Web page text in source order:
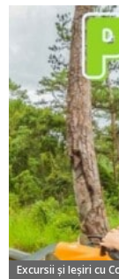
Excursii şi Ieşiri cu